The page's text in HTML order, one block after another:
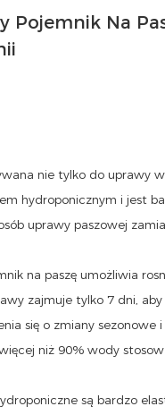
Pojemnik Na
nie tylko do uprawy
hydroponicznym i jest
uprawy paszowej
na paszę umożliwia
zajmuje tylko 7 dni,
się o zmiany
niż 90% wody
są bardzo